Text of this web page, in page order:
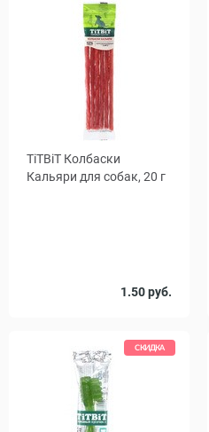
TiTBiT Колбаски
Кальяри для собак, 20 г
1.50 руб.
СКИДКА